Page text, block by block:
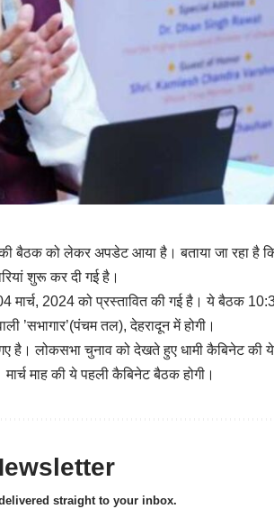
बैठक को लेकर अपडेट आया है। बताया जा रहा है
शुरू कर दी गई है।
मार्च, 2024 को प्रस्तावित की गई है। ये बैठक
’सभागार’(पंचम तल), देहरादून में होगी।
गए है। लोकसभा चुनाव को देखते हुए धामी कैबिनेट की
माह की ये पहली कैबिनेट बैठक होगी।
straight to your inbox.